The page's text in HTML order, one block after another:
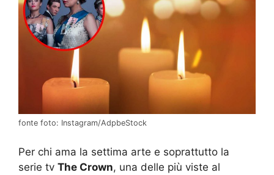
fonte foto: Instagram/AdpbeStock
Per chi ama la settima arte e soprattutto la
serie tv The Crown, una delle più viste al